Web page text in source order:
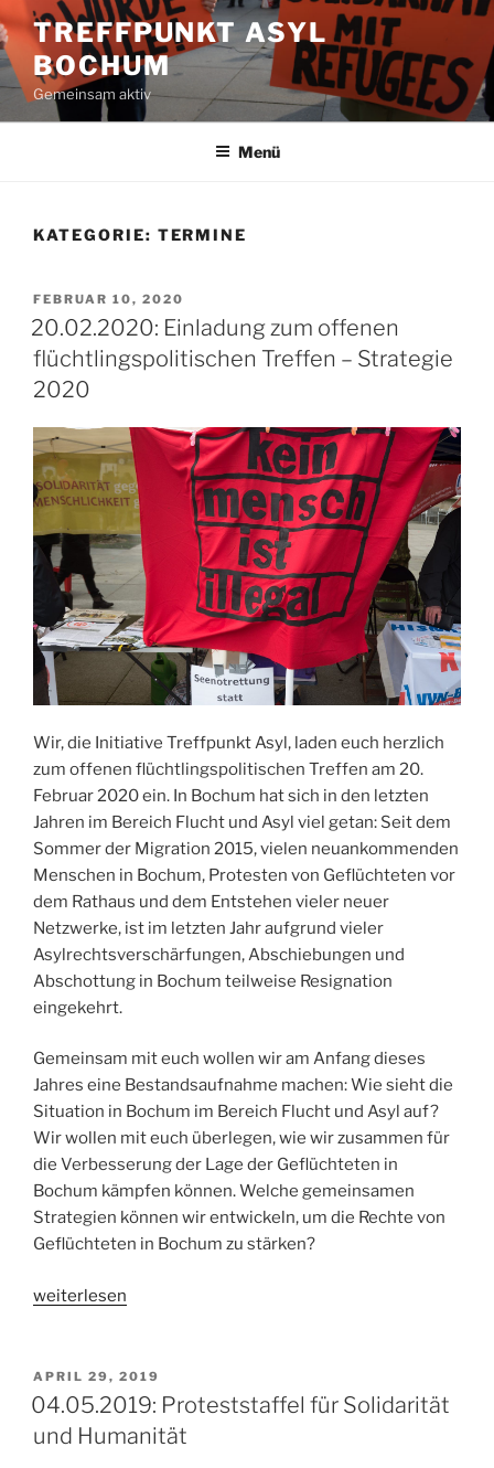
Zum
Inhalt
springen
TREFFPUNKT ASYL
BOCHUM
Gemeinsam aktiv
Menü
KATEGORIE: TERMINE
VERÖFFENTLICHT
AM
FEBRUAR 10, 2020
20.02.2020: Einladung zum offenen
flüchtlingspolitischen Treffen – Strategie
2020
Wir, die Initiative Treffpunkt Asyl, laden euch herzlich
zum offenen flüchtlingspolitischen Treffen am 20.
Februar 2020 ein. In Bochum hat sich in den letzten
Jahren im Bereich Flucht und Asyl viel getan: Seit dem
Sommer der Migration 2015, vielen neuankommenden
Menschen in Bochum, Protesten von Geflüchteten vor
dem Rathaus und dem Entstehen vieler neuer
Netzwerke, ist im letzten Jahr aufgrund vieler
Asylrechtsverschärfungen, Abschiebungen und
Abschottung in Bochum teilweise Resignation
eingekehrt.
Gemeinsam mit euch wollen wir am Anfang dieses
Jahres eine Bestandsaufnahme machen: Wie sieht die
Situation in Bochum im Bereich Flucht und Asyl auf?
Wir wollen mit euch überlegen, wie wir zusammen für
die Verbesserung der Lage der Geflüchteten in
Bochum kämpfen können. Welche gemeinsamen
Strategien können wir entwickeln, um die Rechte von
Geflüchteten in Bochum zu stärken?
„20.02.2020:
offenen
flüchtlingspolitischen
Treffen
weiterlesen
VERÖFFENTLICHT
AM
APRIL 29, 2019
04.05.2019: Proteststaffel für Solidarität
und Humanität